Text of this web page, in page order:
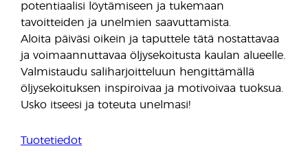
potentiaalisi löytämiseen ja tukemaan
tavoitteiden ja unelmien saavuttamista.
Aloita päiväsi oikein ja taputtele tätä nostattavaa
ja voimaannuttavaa öljysekoitusta kaulan alueelle.
Valmistaudu saliharjoitteluun hengittämällä
öljysekoituksen inspiroivaa ja motivoivaa tuoksua.
Usko itseesi ja toteuta unelmasi!
Tuotetiedot